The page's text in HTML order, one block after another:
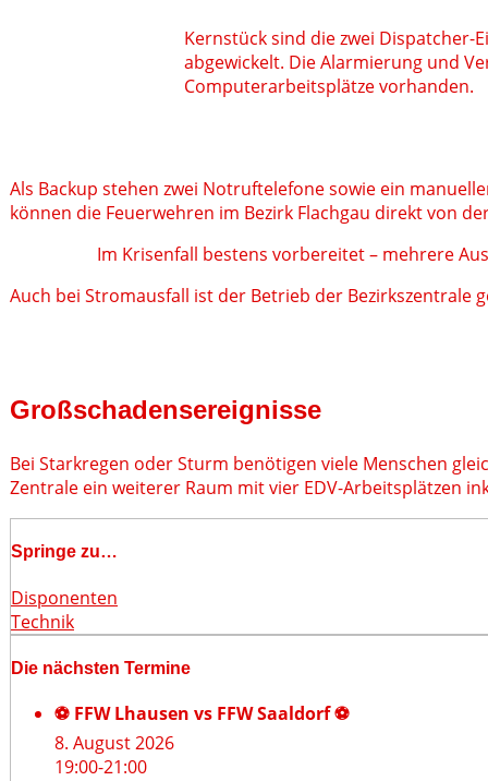
Kernstück sind die zwei
abgewickelt. Die Alarmierung und
Computerarbeitsplätze vorhanden.
Als Backup stehen zwei Notruftelefone sowie ein
können die Feuerwehren im Bezirk Flachgau direkt von
Im Krisenfall bestens vorbereitet – mehrere
Auch bei Stromausfall ist der Betrieb der Bezirkszentrale
Großschadensereignisse
Bei Starkregen oder Sturm benötigen viele Menschen
Zentrale ein weiterer Raum mit vier EDV-Arbeitsplätzen
Springe zu…
Disponenten
Technik
Die nächsten Termine
⚽ FFW Lhausen vs FFW Saaldorf ⚽
8. August 2026
19:00-21:00